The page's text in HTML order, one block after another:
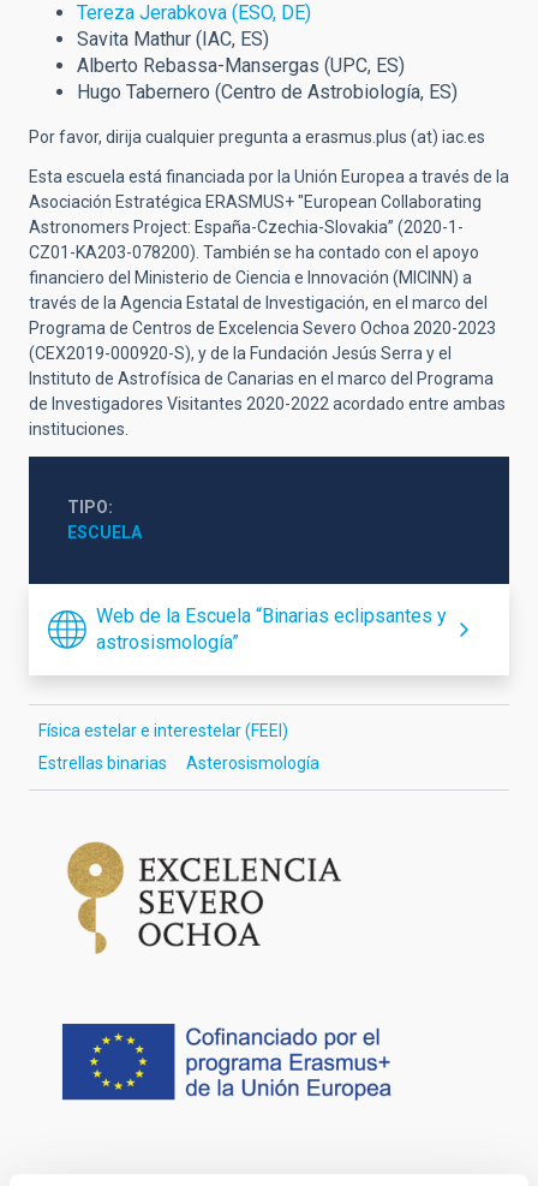
Tereza Jerabkova (ESO, DE)
Savita Mathur (IAC, ES)
Alberto Rebassa-Mansergas (UPC, ES)
Hugo Tabernero (Centro de Astrobiología, ES)
Por favor, dirija cualquier pregunta a erasmus.plus (at) iac.es
Esta escuela está financiada por la Unión Europea a través de la
Asociación Estratégica ERASMUS+ "European Collaborating
Astronomers Project: España-Czechia-Slovakia” (2020-1-
CZ01-KA203-078200). También se ha contado con el apoyo
financiero del Ministerio de Ciencia e Innovación (MICINN) a
través de la Agencia Estatal de Investigación, en el marco del
Programa de Centros de Excelencia Severo Ochoa 2020-2023
(CEX2019-000920-S), y de la Fundación Jesús Serra y el
Instituto de Astrofísica de Canarias en el marco del Programa
de Investigadores Visitantes 2020-2022 acordado entre ambas
instituciones.
TIPO
ESCUELA
Web de la Escuela “Binarias eclipsantes y
astrosismología”
Física estelar e interestelar (FEEI)
Estrellas binarias
Asterosismología